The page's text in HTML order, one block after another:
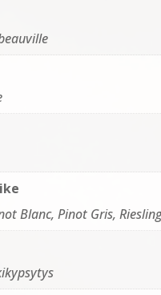
Blanc, Pinot Gris,